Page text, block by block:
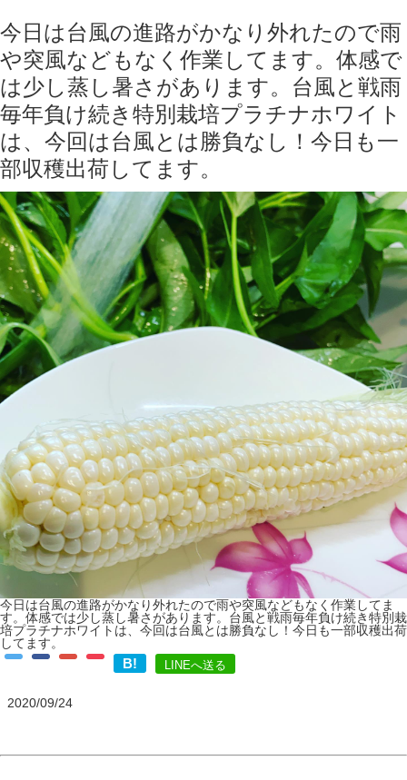
今日は台風の進路がかなり外れたので雨
や突風などもなく作業してます。体感で
は少し蒸し暑さがあります。台風と戦雨
毎年負け続き特別栽培プラチナホワイト
は、今回は台風とは勝負なし！今日も一
部収穫出荷してます。
今日は台風の進路がかなり外れたので雨や突風などもなく作業してま
す。体感では少し蒸し暑さがあります。台風と戦雨毎年負け続き特別栽
培プラチナホワイトは、今回は台風とは勝負なし！今日も一部収穫出荷
してます。
B! LINEへ送る
2020/09/24